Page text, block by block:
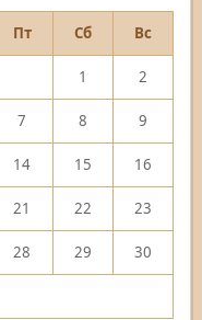
Пт Сб Вс
1 2
7 8 9
14 15 16
21 22 23
28 29 30